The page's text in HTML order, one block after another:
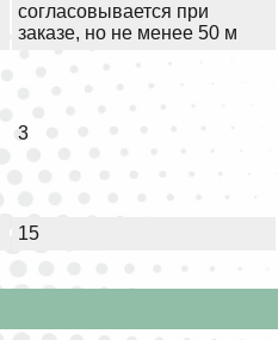
согласовывается при
заказе, но не менее 50 м
3
15